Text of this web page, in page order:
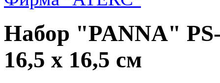
Набор "PANNA"
16,5 x 16,5 см